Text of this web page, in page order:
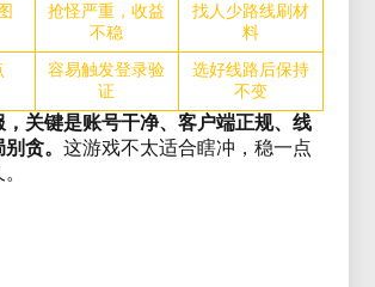
抢怪严重，收益
不稳
找人少路线刷材
料
容易触发登录验
证
选好线路后保持
不变
，关键是账号干净、客户端正规、线
贪。 这游戏不太适合瞎冲，稳一点